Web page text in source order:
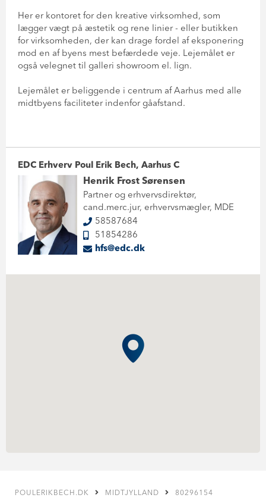
Her er kontoret for den kreative virksomhed, som
lægger vægt på æstetik og rene linier - eller butikken
for virksomheden, der kan drage fordel af eksponering
mod en af byens mest befærdede veje. Lejemålet er
også velegnet til galleri showroom el. lign.
Lejemålet er beliggende i centrum af Aarhus med alle
midtbyens faciliteter indenfor gåafstand.
EDC Erhverv Poul Erik Bech, Aarhus C
Henrik Frost Sørensen
Partner og erhvervsdirektør,
cand.merc.jur, erhvervsmægler, MDE
58587684
51854286
hfs@edc.dk
POULERIKBECH.DK MIDTJYLLAND 80296154